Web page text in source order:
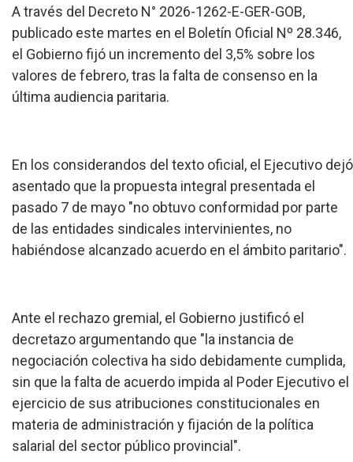
A través del Decreto N° 2026-1262-E-GER-GOB,
publicado este martes en el Boletín Oficial Nº 28.346,
el Gobierno fijó un incremento del 3,5% sobre los
valores de febrero, tras la falta de consenso en la
última audiencia paritaria.
En los considerandos del texto oficial, el Ejecutivo dejó
asentado que la propuesta integral presentada el
pasado 7 de mayo "no obtuvo conformidad por parte
de las entidades sindicales intervinientes, no
habiéndose alcanzado acuerdo en el ámbito paritario".
Ante el rechazo gremial, el Gobierno justificó el
decretazo argumentando que "la instancia de
negociación colectiva ha sido debidamente cumplida,
sin que la falta de acuerdo impida al Poder Ejecutivo el
ejercicio de sus atribuciones constitucionales en
materia de administración y fijación de la política
salarial del sector público provincial".